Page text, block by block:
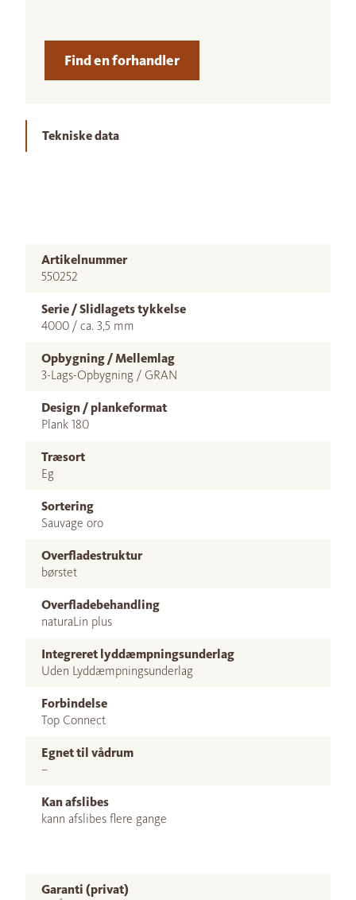
Find en forhandler
Tekniske data
Artikelnummer
550252
Serie / Slidlagets tykkelse
4000 / ca. 3,5 mm
Opbygning / Mellemlag
3-Lags-Opbygning / GRAN
Design / plankeformat
Plank 180
Træsort
Eg
Sortering
Sauvage oro
Overfladestruktur
børstet
Overfladebehandling
naturaLin plus
Integreret lyddæmpningsunderlag
Uden Lyddæmpningsunderlag
Forbindelse
Top Connect
Egnet til vådrum
–
Kan afslibes
kann afslibes flere gange
Garanti (privat)